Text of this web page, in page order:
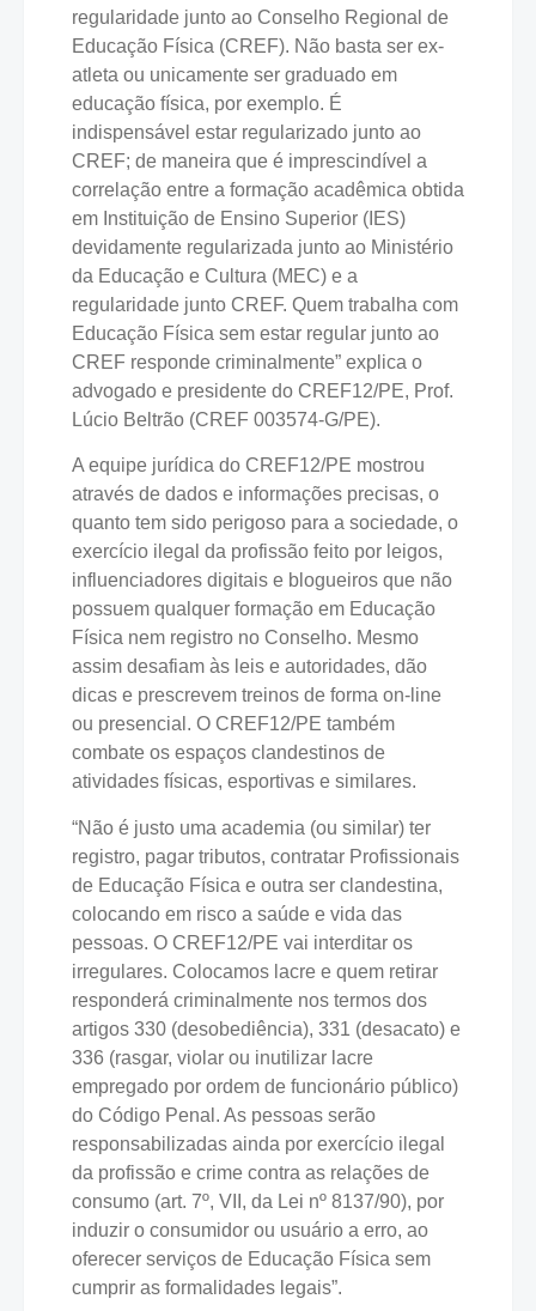
regularidade junto ao Conselho Regional de
Educação Física (CREF). Não basta ser ex-
atleta ou unicamente ser graduado em
educação física, por exemplo. É
indispensável estar regularizado junto ao
CREF; de maneira que é imprescindível a
correlação entre a formação acadêmica obtida
em Instituição de Ensino Superior (IES)
devidamente regularizada junto ao Ministério
da Educação e Cultura (MEC) e a
regularidade junto CREF. Quem trabalha com
Educação Física sem estar regular junto ao
CREF responde criminalmente” explica o
advogado e presidente do CREF12/PE, Prof.
Lúcio Beltrão (CREF 003574-G/PE).
A equipe jurídica do CREF12/PE mostrou
através de dados e informações precisas, o
quanto tem sido perigoso para a sociedade, o
exercício ilegal da profissão feito por leigos,
influenciadores digitais e blogueiros que não
possuem qualquer formação em Educação
Física nem registro no Conselho. Mesmo
assim desafiam às leis e autoridades, dão
dicas e prescrevem treinos de forma on-line
ou presencial. O CREF12/PE também
combate os espaços clandestinos de
atividades físicas, esportivas e similares.
“Não é justo uma academia (ou similar) ter
registro, pagar tributos, contratar Profissionais
de Educação Física e outra ser clandestina,
colocando em risco a saúde e vida das
pessoas. O CREF12/PE vai interditar os
irregulares. Colocamos lacre e quem retirar
responderá criminalmente nos termos dos
artigos 330 (desobediência), 331 (desacato) e
336 (rasgar, violar ou inutilizar lacre
empregado por ordem de funcionário público)
do Código Penal. As pessoas serão
responsabilizadas ainda por exercício ilegal
da profissão e crime contra as relações de
consumo (art. 7º, VII, da Lei nº 8137/90), por
induzir o consumidor ou usuário a erro, ao
oferecer serviços de Educação Física sem
cumprir as formalidades legais”.